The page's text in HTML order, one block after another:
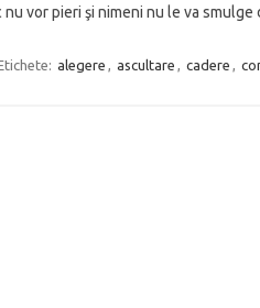
vor pieri şi nimeni nu le va smulge
alegere , ascultare , cadere ,